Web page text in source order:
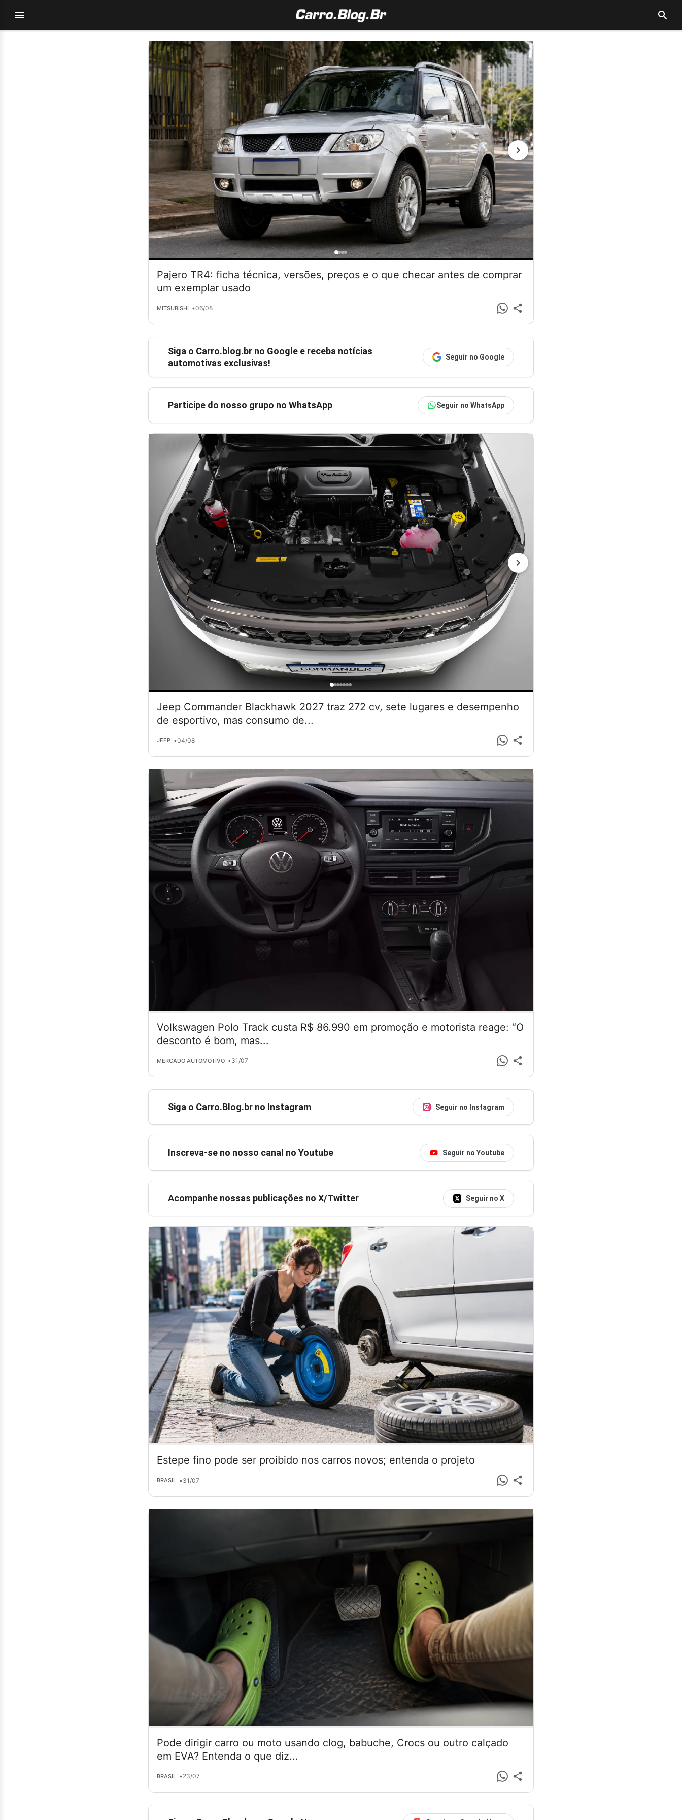
Pajero TR4: ficha técnica, versões, preços e o que checar antes de comprar
um exemplar usado
MITSUBISHI •06/08
Siga o Carro.blog.br no Google e receba notícias
automotivas exclusivas!
Seguir no Google
Participe do nosso grupo no WhatsApp Seguir no WhatsApp
Jeep Commander Blackhawk 2027 traz 272 cv, sete lugares e desempenho
de esportivo, mas consumo de...
JEEP •04/08
Volkswagen Polo Track custa R$ 86.990 em promoção e motorista reage: “O
desconto é bom, mas...
MERCADO AUTOMOTIVO •31/07
Siga o Carro.Blog.br no Instagram Seguir no Instagram
Inscreva-se no nosso canal no Youtube Seguir no Youtube
Acompanhe nossas publicações no X/Twitter Seguir no X
Estepe fino pode ser proibido nos carros novos; entenda o projeto
BRASIL •31/07
Pode dirigir carro ou moto usando clog, babuche, Crocs ou outro calçado
em EVA? Entenda o que diz...
BRASIL •23/07